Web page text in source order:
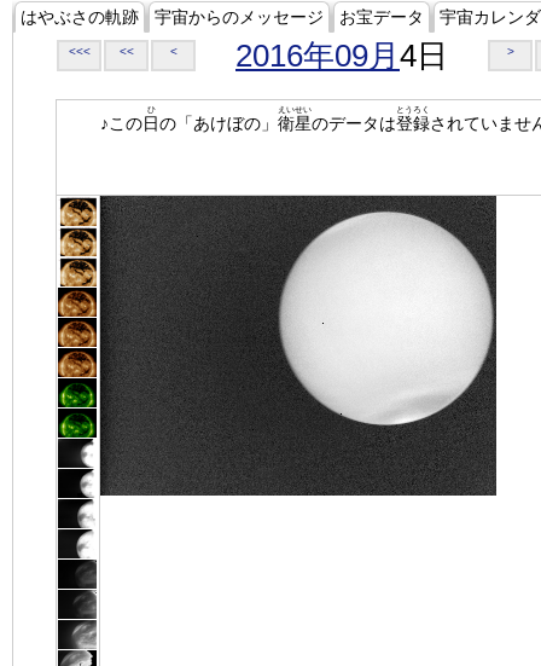
はやぶさの軌跡 宇宙からのメッセージ お宝データ 宇宙カレン
<<< << < 2016年09月 4日 >
♪この日
ひ
の「あけぼの」 衛星
えいせい
のデータは登録
とうろく
されていませ